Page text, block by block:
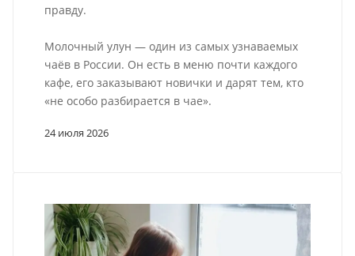
24 июля 2026
правду.
Молочный улун — один из самых узнаваемых
чаёв в России. Он есть в меню почти каждого
кафе, его заказывают новички и дарят тем, кто
«не особо разбирается в чае».